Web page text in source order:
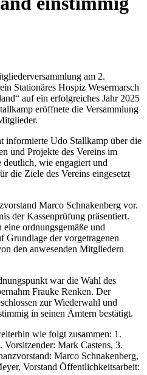
am 2.
Stationäres Hospiz Wesermarsch
auf ein erfolgreiches Jahr 2025
eröffnete die Versammlung
informierte Udo Stallkamp über die
und Projekte des Vereins im
deutlich, wie engagiert und
die Ziele des Vereins eingesetzt
Marco Schnakenberg vor.
der Kassenprüfung präsentiert.
ordnungsgemäße und
Grundlage der vorgetragenen
den anwesenden Mitgliedern
war die Wahl des
Frauke Renken. Der
zur Wiederwahl und
in seinen Ämtern bestätigt.
wie folgt zusammen: 1.
Mark Castens, 3.
Marco Schnakenberg,
Vorstand Öffentlichkeitsarbeit: